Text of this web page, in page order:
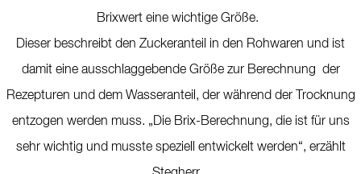
Brixwert eine wichtige Größe.
Dieser beschreibt den Zuckeranteil in den Rohwaren und ist
damit eine ausschlaggebende Größe zur Berechnung der
Rezepturen und dem Wasseranteil, der während der Trocknung
entzogen werden muss. „Die Brix-Berechnung, die ist für uns
sehr wichtig und musste speziell entwickelt werden“, erzählt